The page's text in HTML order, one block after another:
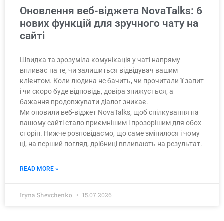
Оновлення веб-віджета NovaTalks: 6
нових функцій для зручного чату на
сайті
Швидка та зрозуміла комунікація у чаті напряму
впливає на те, чи залишиться відвідувач вашим
клієнтом. Коли людина не бачить, чи прочитали її запит
і чи скоро буде відповідь, довіра знижується, а
бажання продовжувати діалог зникає.
Ми оновили веб-віджет NovaTalks, щоб спілкування на
вашому сайті стало приємнішим і прозорішим для обох
сторін. Нижче розповідаємо, що саме змінилося і чому
ці, на перший погляд, дрібниці впливають на результат.
READ MORE »
Iryna Shevchenko 15.07.2026